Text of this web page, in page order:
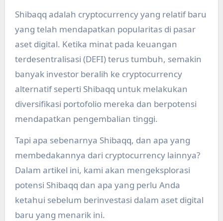
Shibaqq adalah cryptocurrency yang relatif baru
yang telah mendapatkan popularitas di pasar
aset digital. Ketika minat pada keuangan
terdesentralisasi (DEFI) terus tumbuh, semakin
banyak investor beralih ke cryptocurrency
alternatif seperti Shibaqq untuk melakukan
diversifikasi portofolio mereka dan berpotensi
mendapatkan pengembalian tinggi.
Tapi apa sebenarnya Shibaqq, dan apa yang
membedakannya dari cryptocurrency lainnya?
Dalam artikel ini, kami akan mengeksplorasi
potensi Shibaqq dan apa yang perlu Anda
ketahui sebelum berinvestasi dalam aset digital
baru yang menarik ini.